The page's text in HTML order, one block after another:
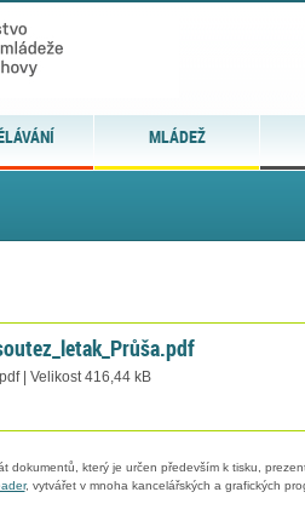
MLÁDEŽ
| Velikost 416,44 kB
dokumentů, který je určen především k tisku,
, vytvářet v mnoha kancelářských a grafických